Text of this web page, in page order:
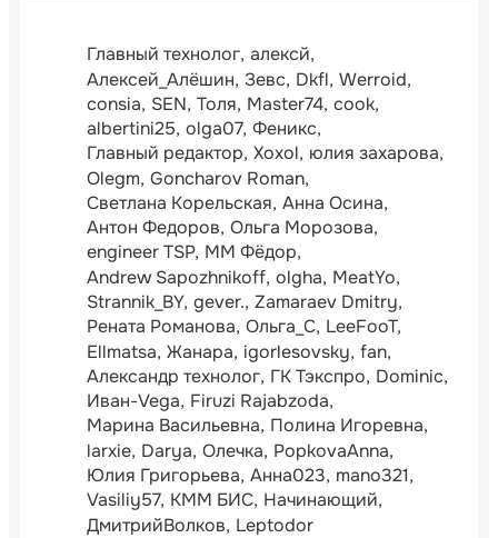
Главный технолог алексй
Алексей_Алёшин Зевс Dkfl Werroid
consia SEN Толя Master74 cook
albertini25 olga07 Феникс
Главный редактор Xoxol юлия захарова
Olegm Goncharov Roman
Светлана Корельская Анна Осина
Антон Федоров Ольга Морозова
engineer TSP ММ Фёдор
Andrew Sapozhnikoff olgha MeatYo
Strannik_BY gever. Zamaraev Dmitry
Рената Романова Ольга_С LeeFooT
Ellmatsa Жанара igorlesovsky fan
Александр технолог ГК Тэкспро Dominic
Иван-Vega Firuzi Rajabzoda
Марина Васильевна Полина Игоревна
larxie Darya Олечка PopkovaAnna
Юлия Григорьева Анна023 mano321
Vasiliy57 КММ БИС Начинающий
ДмитрийВолков Leptodor